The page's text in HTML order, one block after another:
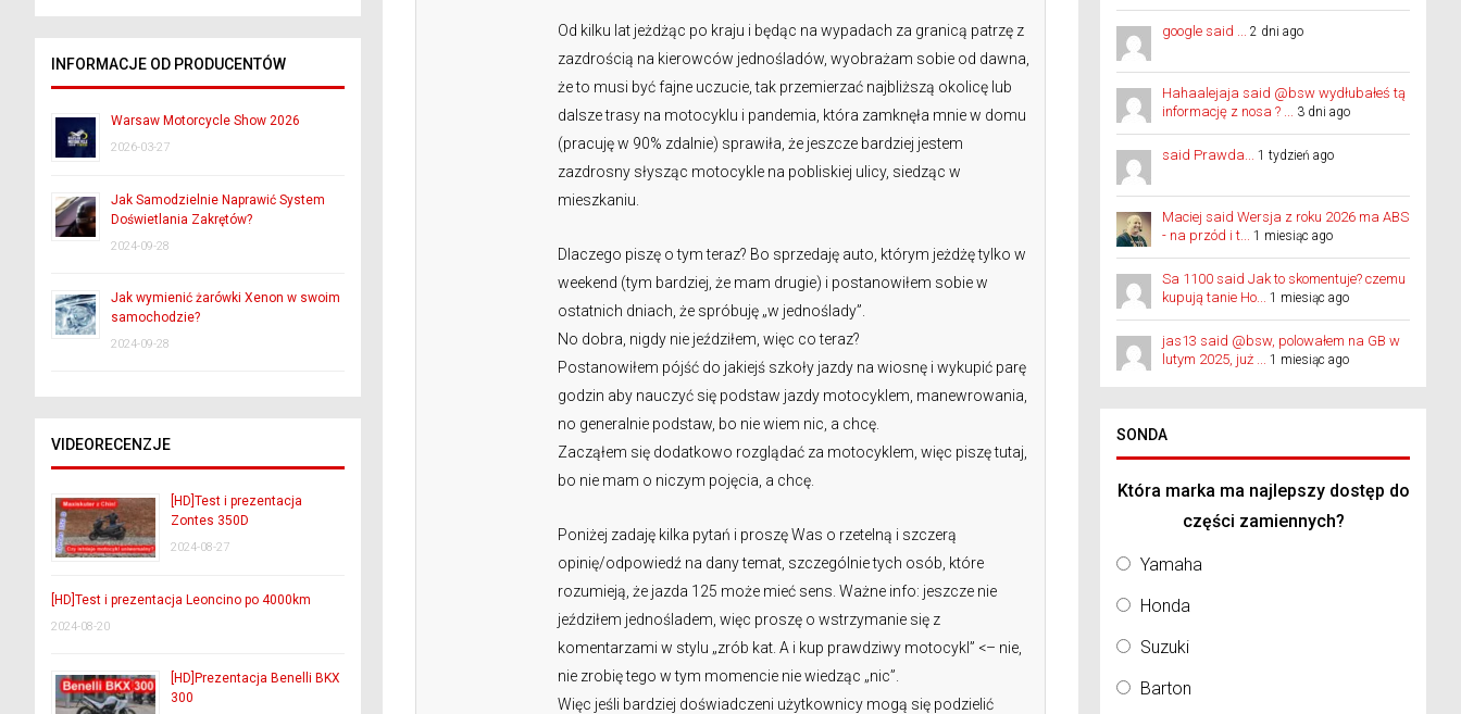
Od kilku lat jeżdżąc po kraju i będąc na wypadach za granicą patrzę z
zazdrością na kierowców jednośladów, wyobrażam sobie od dawna,
że to musi być fajne uczucie, tak przemierzać najbliższą okolicę lub
dalsze trasy na motocyklu i pandemia, która zamknęła mnie w domu
(pracuję w 90% zdalnie) sprawiła, że jeszcze bardziej jestem
zazdrosny słysząc motocykle na pobliskiej ulicy, siedząc w
mieszkaniu.
Dlaczego piszę o tym teraz? Bo sprzedaję auto, którym jeżdżę tylko w
weekend (tym bardziej, że mam drugie) i postanowiłem sobie w
ostatnich dniach, że spróbuję „w jednoślady”.
No dobra, nigdy nie jeździłem, więc co teraz?
Postanowiłem pójść do jakiejś szkoły jazdy na wiosnę i wykupić parę
godzin aby nauczyć się podstaw jazdy motocyklem, manewrowania,
no generalnie podstaw, bo nie wiem nic, a chcę.
Zacząłem się dodatkowo rozglądać za motocyklem, więc piszę tutaj,
bo nie mam o niczym pojęcia, a chcę.
Poniżej zadaję kilka pytań i proszę Was o rzetelną i szczerą
opinię/odpowiedź na dany temat, szczególnie tych osób, które
rozumieją, że jazda 125 może mieć sens. Ważne info: jeszcze nie
jeździłem jednośladem, więc proszę o wstrzymanie się z
komentarzami w stylu „zrób kat. A i kup prawdziwy motocykl” <– nie,
nie zrobię tego w tym momencie nie wiedząc „nic”.
Więc jeśli bardziej doświadczeni użytkownicy mogą się podzielić
INFORMACJE OD PRODUCENTÓW
Warsaw Motorcycle Show 2026
2026-03-27
Jak Samodzielnie Naprawić System
Doświetlania Zakrętów?
2024-09-28
Jak wymienić żarówki Xenon w swoim
samochodzie?
2024-09-28
VIDEORECENZJE
[HD]Test i prezentacja
Zontes 350D
2024-08-27
[HD]Test i prezentacja Leoncino po 4000km
2024-08-20
[HD]Prezentacja Benelli BKX
300
google said ... 2 dni ago
Hahaalejaja said @bsw wydłubałeś tą
informację z nosa ? ... 3 dni ago
said Prawda... 1 tydzień ago
Maciej said Wersja z roku 2026 ma ABS
- na przód i t... 1 miesiąc ago
Sa 1100 said Jak to skomentuje? czemu
kupują tanie Ho... 1 miesiąc ago
jas13 said @bsw, polowałem na GB w
lutym 2025, już ... 1 miesiąc ago
SONDA
Która marka ma najlepszy dostęp do
części zamiennych?
Yamaha
Honda
Suzuki
Barton